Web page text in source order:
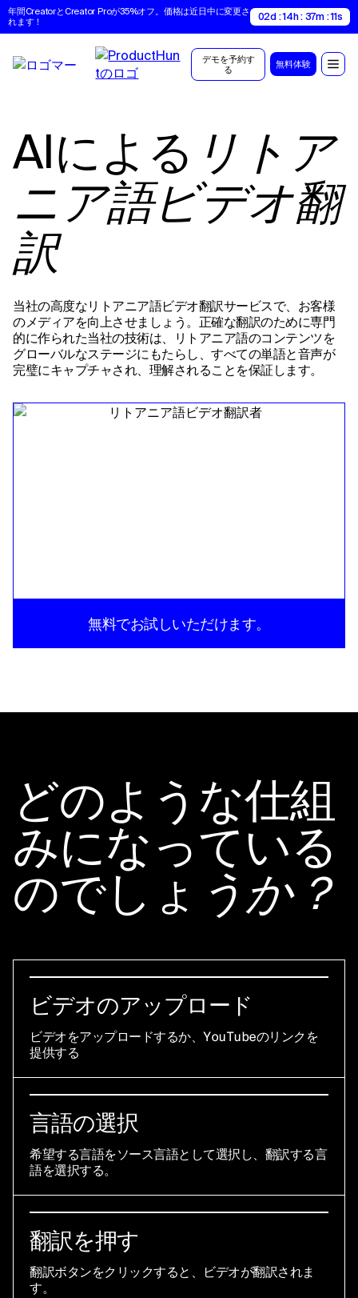
年間CreatorとCreator Proが35%オフ。価格は近日中に変更さ
れます！
02d : 14h : 37m : 10s
デモを予約す
る
無料体験
AIによる リトア
ニア語ビデオ翻
訳
当社の高度なリトアニア語ビデオ翻訳サービスで、お客様
のメディアを向上させましょう。正確な翻訳のために専門
的に作られた当社の技術は、リトアニア語のコンテンツを
グローバルなステージにもたらし、すべての単語と音声が
完璧にキャプチャされ、理解されることを保証します。
無料でお試しいただけます。
どのような仕組
みになっている
のでしょ うか？
ビデオのアップロード
ビデオをアップロードするか、YouTubeのリンクを
提供する
言語の選択
希望する言語をソース言語として選択し、翻訳する言
語を選択する。
翻訳を押す
翻訳ボタンをクリックすると、ビデオが翻訳されま
す。